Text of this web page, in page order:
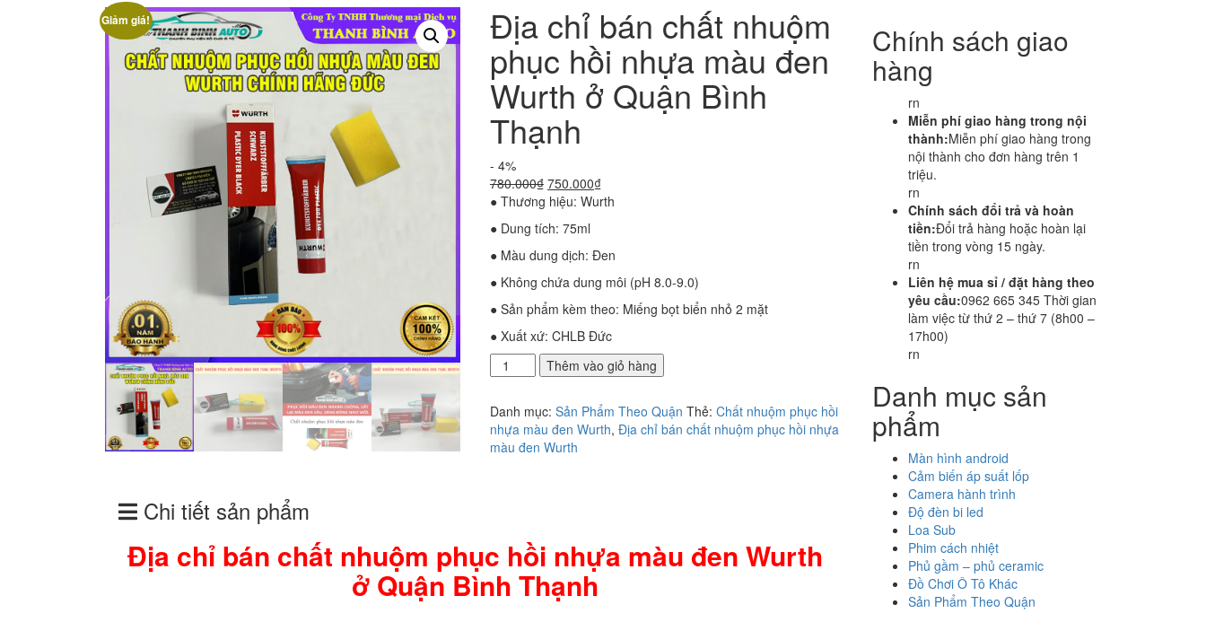
Giảm giá! Địa chỉ bán chất nhuộm
phục hồi nhựa màu đen
Wurth ở Quận Bình
Thạnh
- 4%
780.000₫ Giá
gốc
780.000₫.
750.000₫Giá
hiện
750.000₫.
● Thương hiệu: Wurth
● Dung tích: 75ml
● Màu dung dịch: Đen
● Không chứa dung môi (pH 8.0-9.0)
● Sản phẩm kèm theo: Miếng bọt biển nhỏ 2 mặt
● Xuất xứ: CHLB Đức
Địa
chỉ
chất
nhuộm
phục
ở
Quận
Bình
Thêm vào giỏ hàng
Danh mục: Sản Phẩm Theo Quận Thẻ: Chất nhuộm phục hồi
nhựa màu đen Wurth, Địa chỉ bán chất nhuộm phục hồi nhựa
màu đen Wurth
Chi tiết sản phẩm
Địa chỉ bán chất nhuộm phục hồi nhựa màu đen Wurth
ở Quận Bình Thạnh
Chính sách giao
hàng
rn
Miễn phí giao hàng trong nội
thành:Miễn phí giao hàng trong
nội thành cho đơn hàng trên 1
triệu.
rn
Chính sách đổi trả và hoàn
tiền:Đổi trả hàng hoặc hoàn lại
tiền trong vòng 15 ngày.
rn
Liên hệ mua sỉ / đặt hàng theo
yêu cầu:0962 665 345 Thời gian
làm việc từ thứ 2 – thứ 7 (8h00 –
17h00)
rn
Danh mục sản
phẩm
Màn hình android
Cảm biến áp suất lốp
Camera hành trình
Độ đèn bi led
Loa Sub
Phim cách nhiệt
Phủ gầm – phủ ceramic
Đồ Chơi Ô Tô Khác
Sản Phẩm Theo Quận